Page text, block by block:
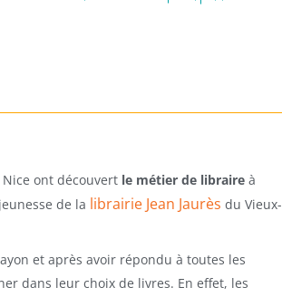
Nice ont découvert le métier de libraire à
de la librairie Jean Jaurès du Vieux-
et après avoir répondu à toutes les
dans leur choix de livres. En effet, les